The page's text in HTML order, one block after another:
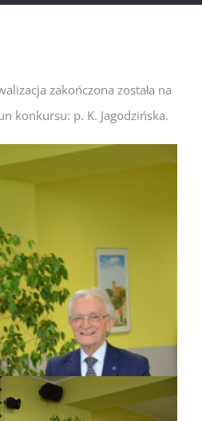
zakończona została na
konkursu: p. K. Jagodzińska.